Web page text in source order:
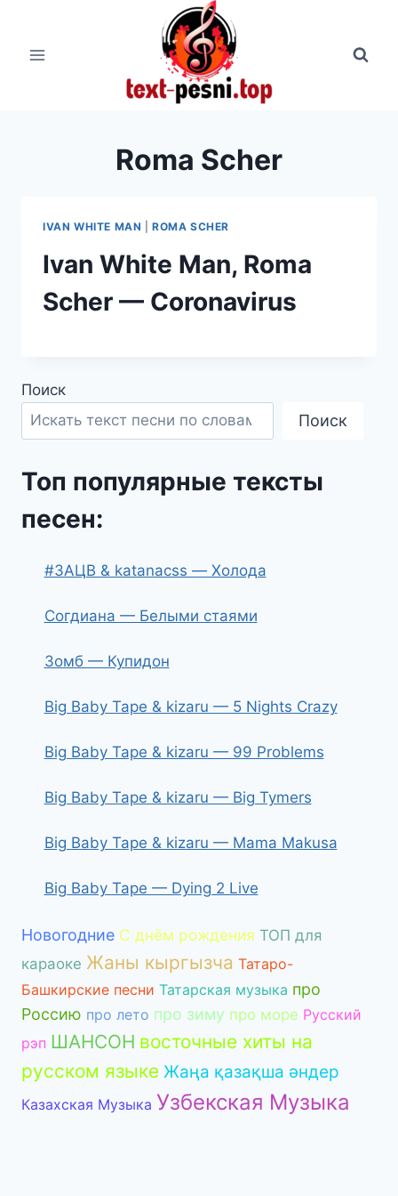
содержимому
Roma Scher
IVAN WHITE MAN |ROMA SCHER
Ivan White Man, Roma
Scher — Coronavirus
Поиск
Поиск
Топ популярные тексты
песен:
#ЗАЦВ & katanacss — Холода
Согдиана — Белыми стаями
Зомб — Купидон
Big Baby Tape & kizaru — 5 Nights Crazy
Big Baby Tape & kizaru — 99 Problems
Big Baby Tape & kizaru — Big Tymers
Big Baby Tape & kizaru — Mama Makusa
Big Baby Tape — Dying 2 Live
Новогодние С днём рождения ТОП для
караоке Жаны кыргызча Татаро-
Башкирские песни Татарская музыка про
Россию про лето про зиму про море Русский
рэп ШАНСОН восточные хиты на
русском языке Жаңа қазақша әндер
Казахская Музыка Узбекская Музыка